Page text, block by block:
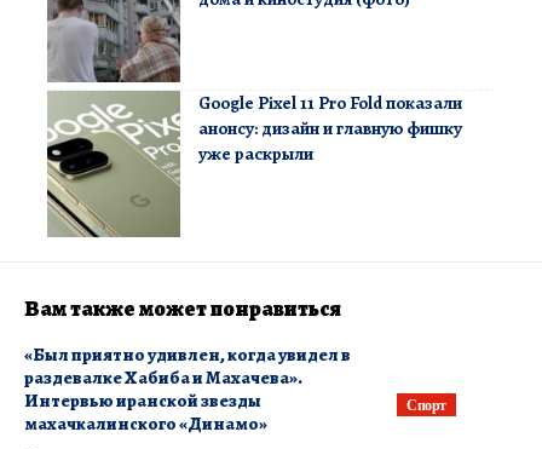
Google Pixel 11 Pro Fold показали
анонсу: дизайн и главную фишку
уже раскрыли
Вам также может понравиться
Спорт
«Был приятно удивлен, когда увидел в
раздевалке Хабиба и Махачева».
Интервью иранской звезды
махачкалинского «Динамо»